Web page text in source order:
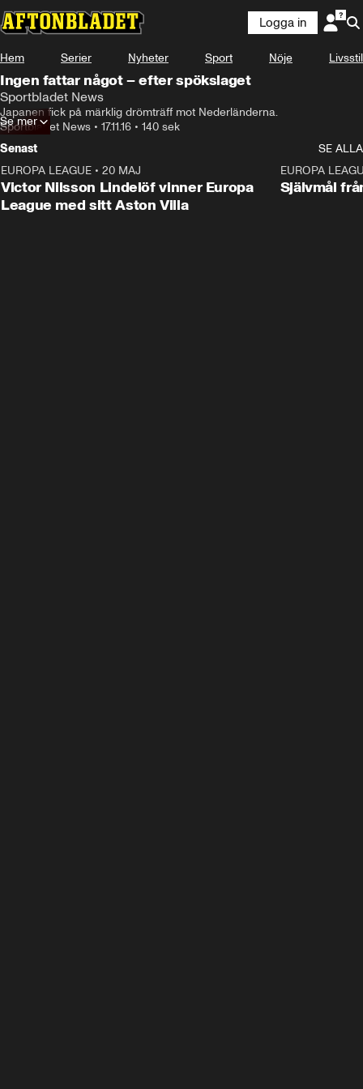
Logga in
Hem Serier Nyheter Sport Nöje Livsstil
Ingen fattar något – efter spökslaget
Sportbladet News
Japanen fick på märklig drömträff mot Nederländerna.
Sportbladet News • 17.11.16 • 140 sek
Se mer
Senast
SE ALLA
EUROPA LEAGUE • 20 MAJ
Victor Nilsson Lindelöf vinner Europa
League med sitt Aston Villa
EUROPA
Självmål